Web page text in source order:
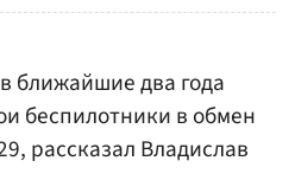
ближайшие два года
беспилотники в обмен
рассказал Владислав